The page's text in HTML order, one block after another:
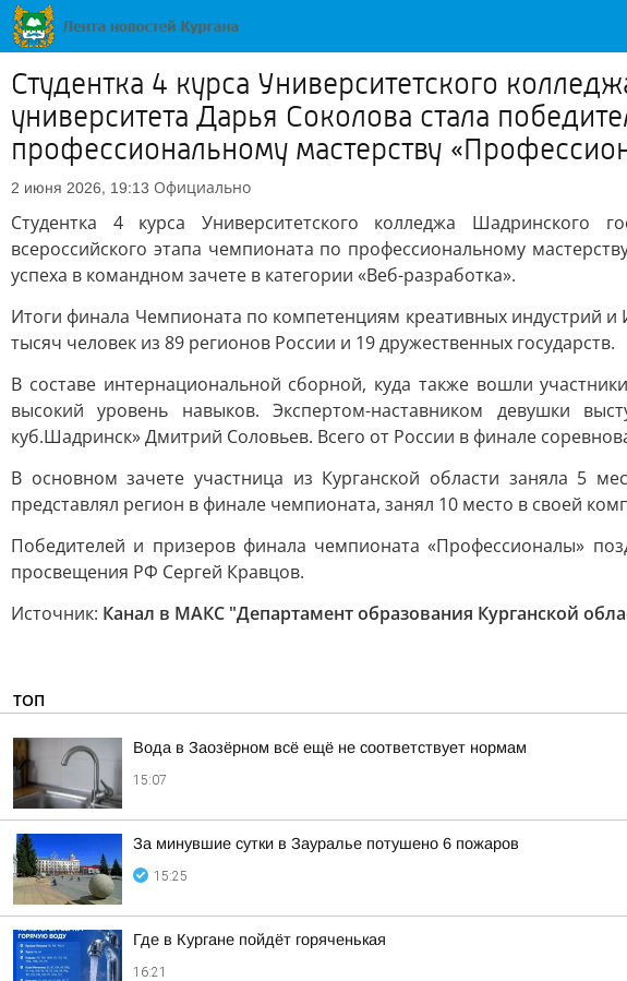
Студентка 4 курса Университетского
университета Дарья Соколова стала
профессиональному мастерству
2 июня 2026, 19:13 Официально
Студентка 4 курса Университетского колледжа Шадринского
всероссийского этапа чемпионата по профессиональному
успеха в командном зачете в категории «Веб-разработка».
Итоги финала Чемпионата по компетенциям креативных индустрий
тысяч человек из 89 регионов России и 19 дружественных государств.
В составе интернациональной сборной, куда также вошли
высокий уровень навыков. Экспертом-наставником девушки
куб.Шадринск» Дмитрий Соловьев. Всего от России в финале
В основном зачете участница из Курганской области заняла 5
представлял регион в финале чемпионата, занял 10 место в своей
Победителей и призеров финала чемпионата «Профессионалы»
просвещения РФ Сергей Кравцов.
Источник: Канал в МАКС "Департамент образования Курганской
ТОП
Вода в Заозёрном всё ещё не соответствует нормам
15:07
За минувшие сутки в Зауралье потушено 6 пожаров
15:25
Где в Кургане пойдёт горяченькая
16:21